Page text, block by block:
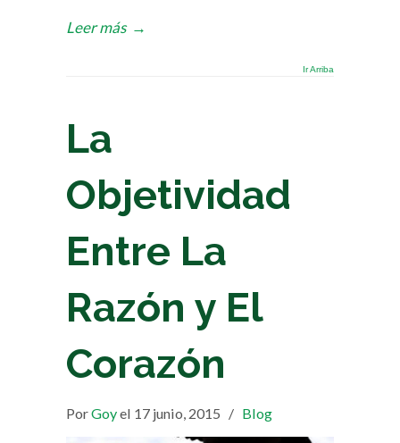
Leer más →
Ir Arriba
La
Objetividad
Entre La
Razón y El
Corazón
PorGoyel 17 junio, 2015 / Blog